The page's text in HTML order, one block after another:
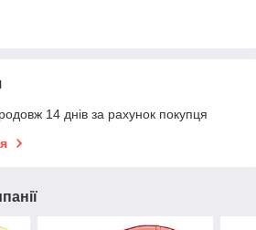
14 днів за рахунок покупця